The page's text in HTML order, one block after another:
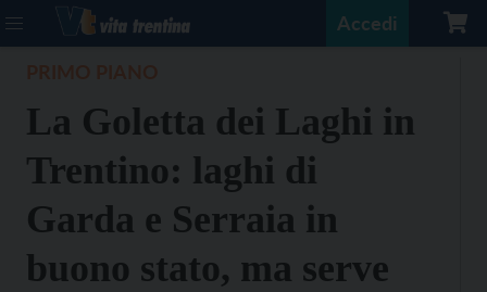
Accedi
La Goletta dei Laghi in
Trentino: laghi di
Garda e Serraia in
buono stato, ma serve